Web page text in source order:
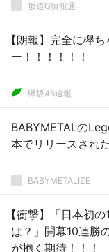
坂道G情報通
【朗報】完全に欅
ー！！！！！！
欅坂46速報
BABYMETALの
本でリリースされ
BABYMETALIZE
【衝撃】「日本初
は？」開幕10連勝
が抱く期待！！！